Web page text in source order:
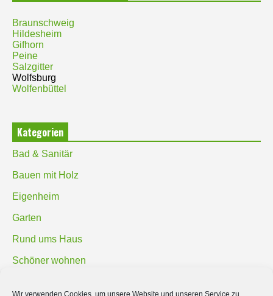
Wir verwenden Cookies, um unsere Website und unseren Service zu
Braunschweig
Hildesheim
Gifhorn
Peine
Salzgitter
Wolfsburg
Wolfenbüttel
Kategorien
Bad & Sanitär
Bauen mit Holz
Eigenheim
Garten
Rund ums Haus
Schöner wohnen